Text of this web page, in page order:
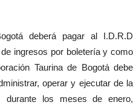
deberá pagar al I.D.R.D
ingresos por boletería y como
Taurina de Bogotá debe
operar y ejecutar de la
durante los meses de enero,